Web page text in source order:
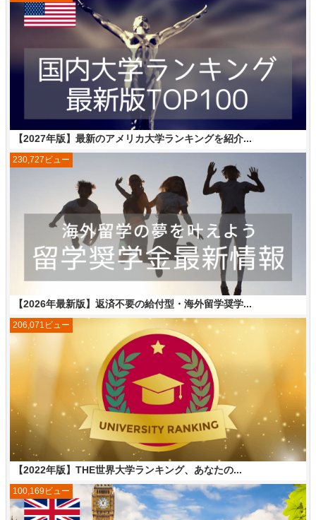
【2027年版】最新のアメリカ大学ランキングを紹介...
【2026年最新版】返済不要の給付型・海外留学奨学...
230,727ビュー
【2022年版】THE世界大学ランキング、あなたの...
206,071ビュー
100,169ビュー